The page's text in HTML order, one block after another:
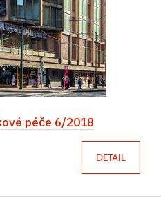
péče 6/2018
DETAIL